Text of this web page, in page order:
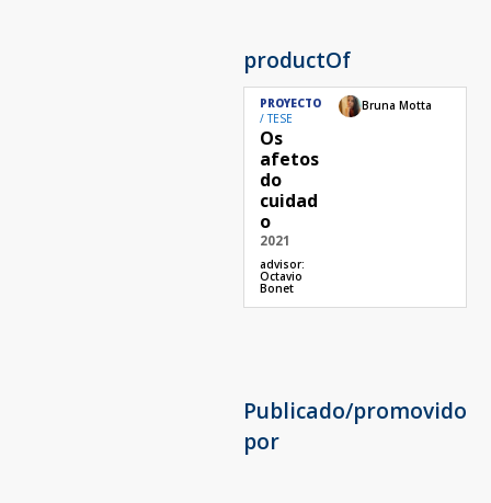
productOf
PROYECTO
TESE
Os
afetos
do
cuidad
o
2021
advisor:
Octavio
Bonet
Bruna Motta
Publicado/promovido
por